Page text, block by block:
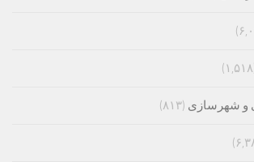
و شهرسازی (۸۱۳)